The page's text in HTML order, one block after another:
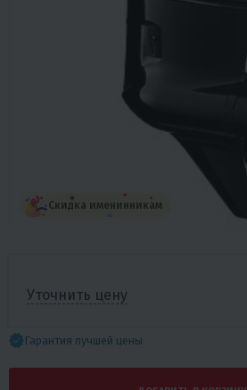
Скидка именинникам
Гарантия лучшей цены
Уточнить цену